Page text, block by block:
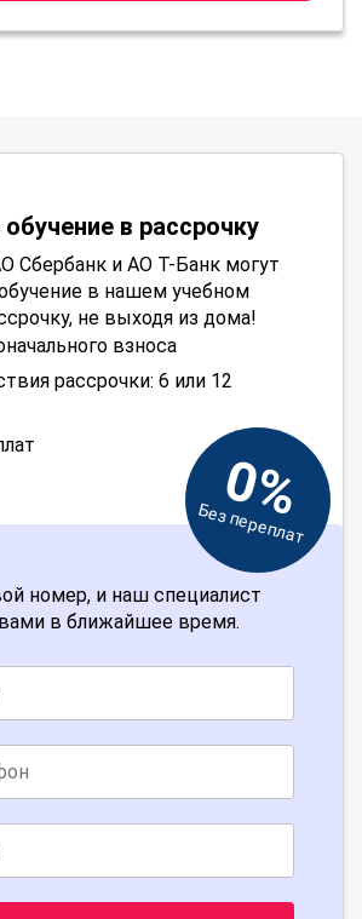
в рассрочку
Сбербанк и АО Т-Банк могут
в нашем учебном
не выходя из дома!
взноса
рассрочки: 6 или 12
0%
Без переплат
номер, и наш специалист
в ближайшее время.